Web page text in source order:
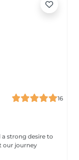
16
strong desire to
our journey